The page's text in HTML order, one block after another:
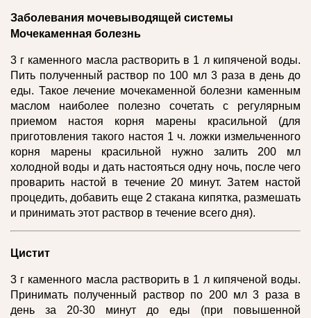
Заболевания мочевыводящей системы
Мочекаменная болезнь
3 г каменного масла растворить в 1 л кипяченой воды.
Пить полученный раствор по 100 мл 3 раза в день до
еды. Такое лечение мочекаменной болезни каменным
маслом наиболее полезно сочетать с регулярным
приемом настоя корня марены красильной (для
приготовления такого настоя 1 ч. ложки измельченного
корня марены красильной нужно залить 200 мл
холодной воды и дать настояться одну ночь, после чего
проварить настой в течение 20 минут. Затем настой
процедить, добавить еще 2 стакана кипятка, размешать
и принимать этот раствор в течение всего дня).
Цистит
3 г каменного масла растворить в 1 л кипяченой воды.
Принимать полученный раствор по 200 мл 3 раза в
день за 20-30 минут до еды (при повышенной